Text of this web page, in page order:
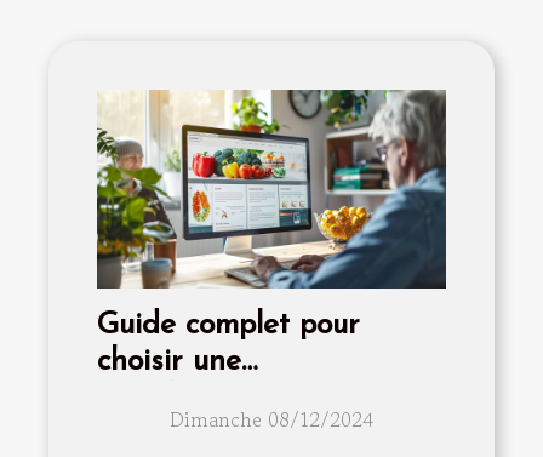
Guide complet pour
choisir une
adaptée aux seniors
Dimanche 08/12/2024